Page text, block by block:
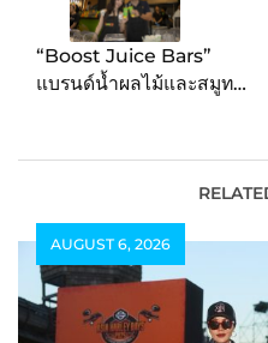
“Boost Juice Bars”
แบรนด์น้ำผลไม้และสมูทตี้
ล่า-ราณี แคมเปน” ใน
ฐานะแบรนด์แอมบาสเดอร์
คนแรก
AUGUST 6, 2026